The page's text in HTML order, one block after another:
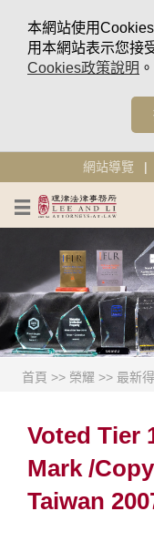
本網站使用
用本網站表示您接
Cookies政策說明 。
網站導覽
首頁 >> 榮耀 >> 最新
Voted Tier
Mark /
Taiwan